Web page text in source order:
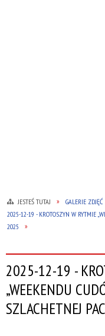
JESTEŚ TUTAJ GALERIE ZDJĘĆ
2025-12-19 - KROTOSZYN W RYTMIE
2025
2025-12-19 -
„WEEKENDU
SZLACHETNEJ